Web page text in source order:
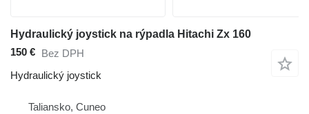
Hydraulický joystick na rýpadla Hitachi Zx 160
150 € Bez DPH
Hydraulický joystick
Taliansko, Cuneo